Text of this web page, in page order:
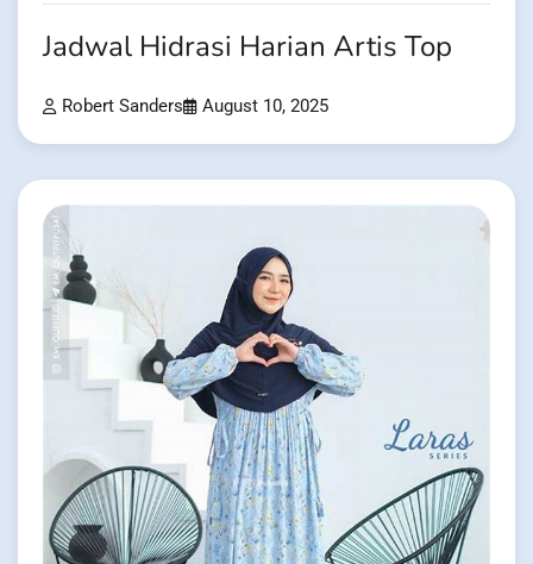
Jadwal Hidrasi Harian Artis Top
Robert Sanders August 10, 2025